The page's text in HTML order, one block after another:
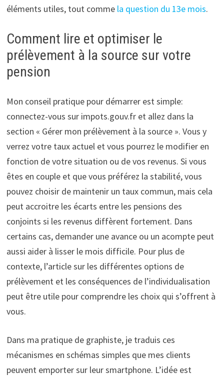
éléments utiles, tout comme la question du 13e mois.
Comment lire et optimiser le
prélèvement à la source sur votre
pension
Mon conseil pratique pour démarrer est simple:
connectez-vous sur impots.gouv.fr et allez dans la
section « Gérer mon prélèvement à la source ». Vous y
verrez votre taux actuel et vous pourrez le modifier en
fonction de votre situation ou de vos revenus. Si vous
êtes en couple et que vous préférez la stabilité, vous
pouvez choisir de maintenir un taux commun, mais cela
peut accroitre les écarts entre les pensions des
conjoints si les revenus diffèrent fortement. Dans
certains cas, demander une avance ou un acompte peut
aussi aider à lisser le mois difficile. Pour plus de
contexte, l’article sur les différentes options de
prélèvement et les conséquences de l’individualisation
peut être utile pour comprendre les choix qui s’offrent à
vous.
Dans ma pratique de graphiste, je traduis ces
mécanismes en schémas simples que mes clients
peuvent emporter sur leur smartphone. L’idée est